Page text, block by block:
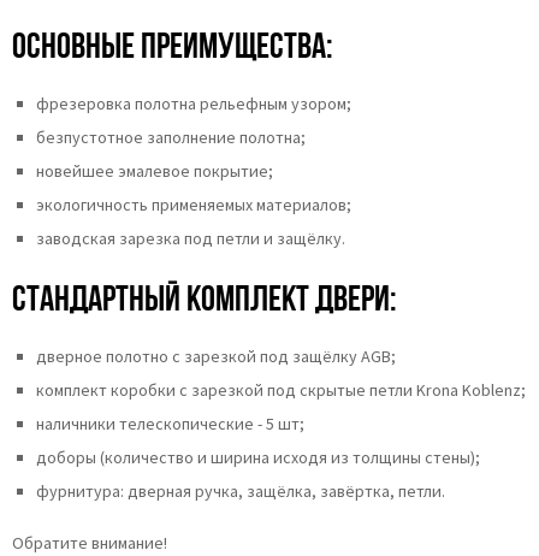
Основные преимущества:
фрезеровка полотна рельефным узором;
безпустотное заполнение полотна;
новейшее эмалевое покрытие;
экологичность применяемых материалов;
заводская зарезка под петли и защёлку.
Стандартный комплект двери:
дверное полотно с зарезкой под защёлку AGB;
комплект коробки с зарезкой под скрытые петли Krona Koblenz;
наличники телескопические - 5 шт;
доборы (количество и ширина исходя из толщины стены);
фурнитура: дверная ручка, защёлка, завёртка, петли.
Обратите внимание!